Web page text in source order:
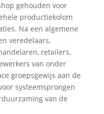
gehouden voor
productiekolom
Na een algemene
veredelaars,
retailers,
van onder
groepsgewijs aan de
systeemsprongen
van de